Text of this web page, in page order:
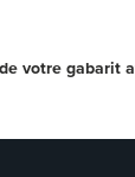
votre gabarit